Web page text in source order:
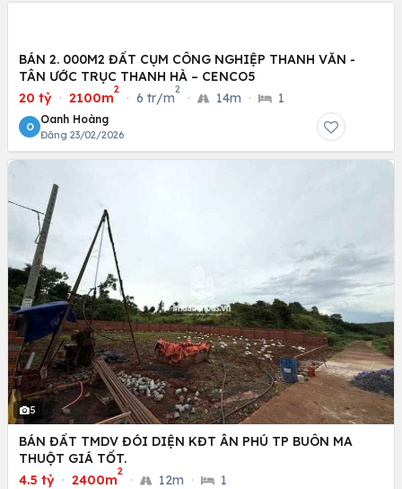
BÁN 2. 000M2 ĐẤT CỤM CÔNG NGHIỆP THANH VĂN -
TÂN ƯỚC TRỤC THANH HÀ – CENCO5
20 tỷ · 2100m
2
· 6 tr/m
2
· 14m · 1
O
Oanh Hoàng
Đăng 23/02/2026
5
BÁN ĐẤT TMDV ĐÓI DIỆN KĐT ÂN PHÚ TP BUÔN MA
THUỘT GIÁ TỐT.
4.5 tỷ · 2400m
2
· 12m · 1